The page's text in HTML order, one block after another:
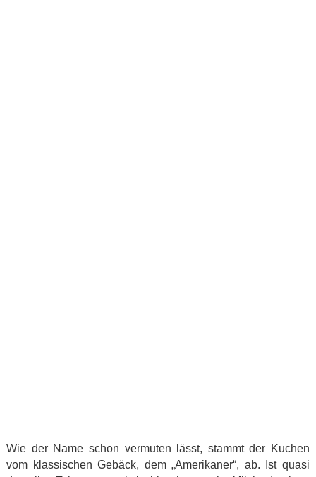
Wie der Name schon vermuten lässt, stammt der Kuchen
vom klassischen Gebäck, dem „Amerikaner“, ab. Ist quasi